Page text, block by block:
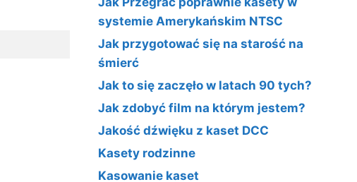
systemie Amerykańskim NTSC
Jak przygotować się na starość na
śmierć
Jak to się zaczęło w latach 90 tych?
Jak zdobyć film na którym jestem?
Jakość dźwięku z kaset DCC
Kasety rodzinne
Kasowanie kaset